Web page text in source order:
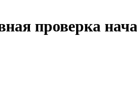
проверка